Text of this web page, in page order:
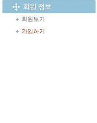
회원보기
가입하기